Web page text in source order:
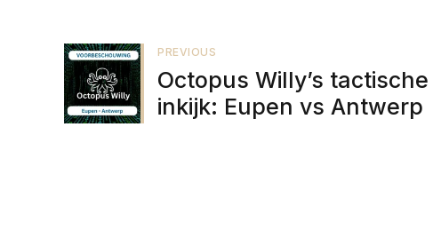
PREVIOUS
Octopus Willy’s tactische
inkijk: Eupen vs Antwerp